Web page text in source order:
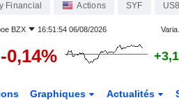
Financial Actions SYF
BZX 16:51:54 06/08/2026
-0,14%
Graphiques Actualités